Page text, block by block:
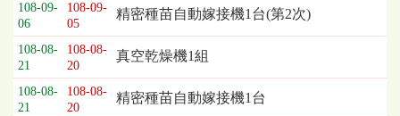
108-09-
06
108-09-
05
精密種苗自動嫁接機1台(第2次)
108-08-
21
108-08-
20
真空乾燥機1組
108-08-
21
108-08-
20
精密種苗自動嫁接機1台